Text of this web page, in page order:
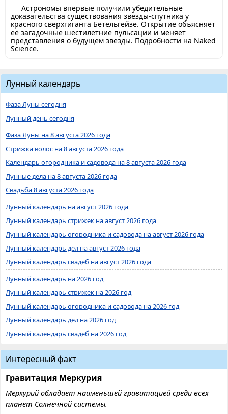
Астрономы впервые получили убедительные
доказательства существования звезды-спутника у
красного сверхгиганта Бетельгейзе. Открытие объясняет
её загадочные шестилетние пульсации и меняет
представления о будущем звезды. Подробности на Naked
Science.
Лунный календарь
Фаза Луны сегодня
Лунный день сегодня
Фаза Луны на 8 августа 2026 года
Стрижка волос на 8 августа 2026 года
Календарь огородника и садовода на 8 августа 2026 года
Лунные дела на 8 августа 2026 года
Свадьба 8 августа 2026 года
Лунный календарь на август 2026 года
Лунный календарь стрижек на август 2026 года
Лунный календарь огородника и садовода на август 2026 года
Лунный календарь дел на август 2026 года
Лунный календарь свадеб на август 2026 года
Лунный календарь на 2026 год
Лунный календарь стрижек на 2026 год
Лунный календарь огородника и садовода на 2026 год
Лунный календарь дел на 2026 год
Лунный календарь свадеб на 2026 год
Интересный факт
Гравитация Меркурия
Меркурий обладает наименьшей гравитацией среди всех
планет Солнечной системы.